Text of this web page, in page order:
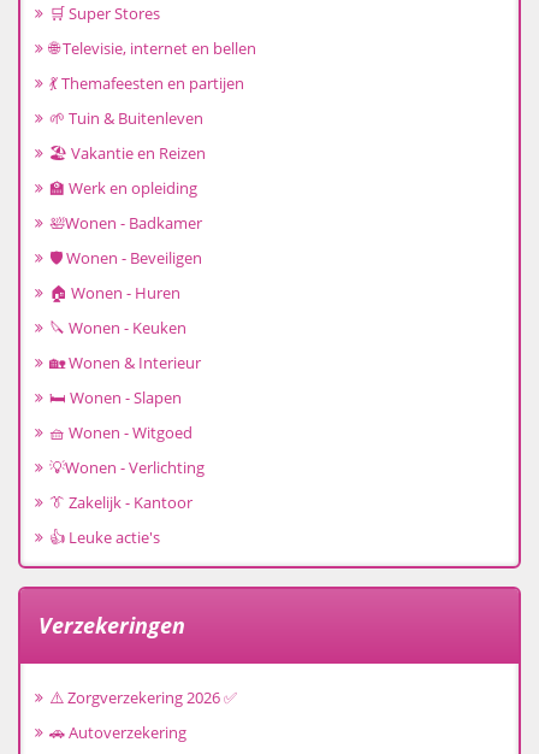
🛒 Super Stores
🌐 Televisie, internet en bellen
💃 Themafeesten en partijen
🌱 Tuin & Buitenleven
🏖️ Vakantie en Reizen
🏫 Werk en opleiding
🛀Wonen - Badkamer
🛡️ Wonen - Beveiligen
🏠 Wonen - Huren
🔪 Wonen - Keuken
🏡 Wonen & Interieur
🛏️ Wonen - Slapen
🧺 Wonen - Witgoed
💡Wonen - Verlichting
👔 Zakelijk - Kantoor
👍 Leuke actie's
Verzekeringen
⚠️ Zorgverzekering 2026 ✅
🚗 Autoverzekering